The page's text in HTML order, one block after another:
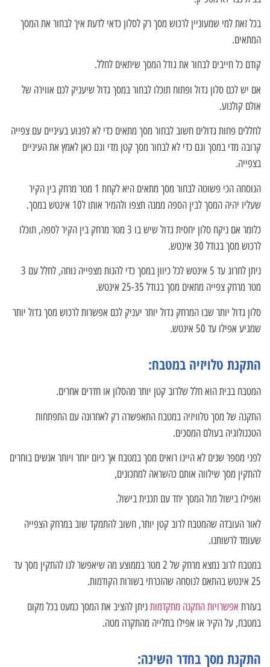
בכל זאת למי שמעוניין לרכוש מסך רק לסלון כדאי לדעת איך לבחור את המסך
המתאים.
קודם כל חייבים לבחור את גודל המסך שיתאים לחלל.
אם יש לכם סלון גדול ופתוח תוכלו לבחור במסך גדול שיעניק לכם אווירה של
אולם קולנוע.
לחללים פחות גדולים חשוב לבחור מסך מתאים כדי לא לפגוע בעיניים עם צפייה
קרובה מדי במסך וגם כדי לא לבחור מסך קטן מדי וגם כאן לאמץ את העיניים
בצפייה.
הנוסחה הכי פשוטה לבחור מסך מתאים היא לקחת 1 מטר מרחק בין הקיר
שעליו יהיה המסך לבין הספה ממנה תצפו ולהמיר אותו ל10 אינטש במסך.
כלומר אם ניקח סלון יחסית גדול שיש בו 3 מטר מרחק בין הקיר לספה, תוכלו
לרכוש מסך בגודל 30 אינטש.
ניתן לחרוג עד 5 אינטש לכל כיוון במסך כדי להנות מצפייה נוחה, לחלל עם 3
מטר מרחק צפייה מתאים מסך בגודל 25-35 אינטש.
סלון גדול יותר שבו המרחק גדול יותר יעניק לכם אפשרות לרכוש מסך גדול יותר
שמגיע אפילו עד 50 אינטש.
התקנת טלויזיה במטבח:
המטבח בבית הוא חלל שלרוב קטן יותר מהסלון או חדרים אחרים.
התקנה של מסך טלוויזיה במטבח התאפשרה רק לאחרונה עם התפתחות
הטכנולוגיה בעולם המסכים.
לפני מספר שנים לא היינו רואים מסך במטבח אך כיום יותר ויותר אנשים בוחרים
להתקין מסך שילווה אותם כהשראה למתכונים,
ואפילו בישול מול המסך יחד עם תכנית בישול.
לאור העובדה שהמטבח לרוב קטן יותר, חשוב להתמקד שוב במרחק הצפייה
שעומד לרשותנו.
במטבח לרוב נמצא מרחק של 2 מטר בממוצע מה שיאפשר לנו להתקין מסך עד
25 אינטש בהתאם לנוסחה שהזכרתי בשורות הקודמות.
בעזרת אפשרויות התקנה מתקדמותניתן להציב את המסך כמעט בכל מקום
במטבח, על הקיר או אפילו בתלייה מהתקרה מטה.
התקנת מסך בחדר השינה: